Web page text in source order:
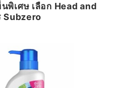
พิเศษ เลือก Head and
Subzero